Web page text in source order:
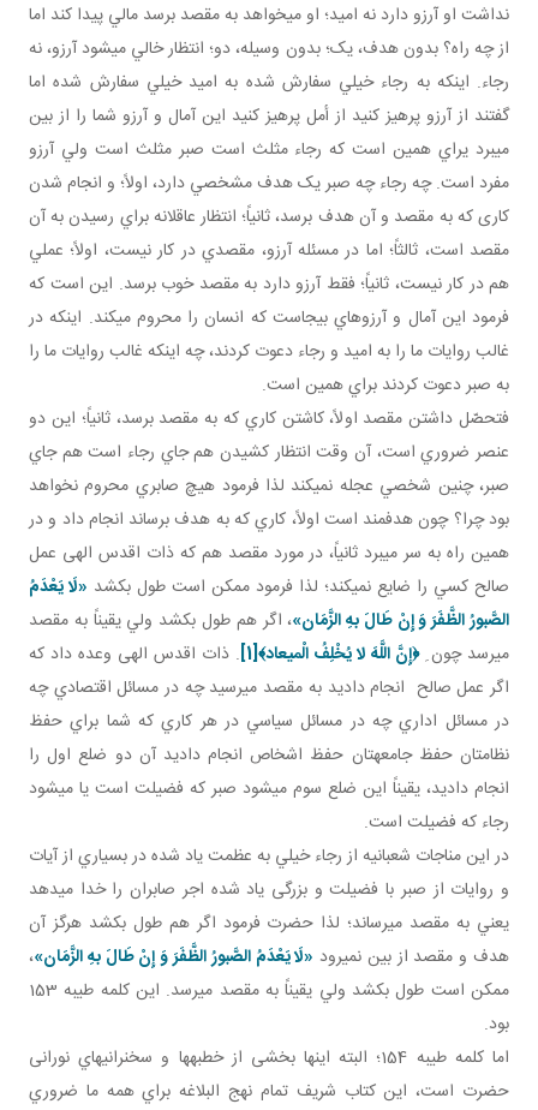
نداشت او آرزو دارد نه اميد؛ او مي خواهد به مقصد برسد مالي پيدا کند اما
از چه راه؟ بدون هدف، يک؛ بدون وسيله، دو؛ انتظار خالي مي شود آرزو، نه
رجاء. اينکه به رجاء خيلي سفارش شده به اميد خيلي سفارش شده اما
گفتند از آرزو پرهيز کنيد از أمل پرهيز کنيد اين آمال و آرزو شما را از بين
مي برد يراي همين است که رجاء مثلث است صبر مثلث است ولي آرزو
مفرد است. چه رجاء چه صبر يک هدف مشخصي دارد، اولاً؛ و انجام شدن
کاری که به مقصد و آن هدف برسد، ثانياً؛ انتظار عاقلانه براي رسيدن به آن
مقصد است، ثالثاً؛ اما در مسئله آرزو، مقصدي در کار نيست، اولاً؛ عملي
هم در کار نيست، ثانياً؛ فقط آرزو دارد به مقصد خوب برسد. اين است که
فرمود اين آمال و آرزوهاي بيجاست که انسان را محروم مي کند. اينکه در
غالب روايات ما را به اميد و رجاء دعوت کردند، چه اينکه غالب روايات ما را
به صبر دعوت کردند براي همين است.
فتحصّل داشتن مقصد اولاً، کاشتن کاري که به مقصد برسد، ثانياً؛ اين دو
عنصر ضروري است، آن وقت انتظار کشيدن هم جاي رجاء است هم جاي
صبر، چنين شخصي عجله نمي کند لذا فرمود هيچ صابري محروم نخواهد
بود چرا؟ چون هدفمند است اولاً، کاري که به هدف برساند انجام داد و در
همين راه به سر مي برد ثانياً، در مورد مقصد هم که ذات اقدس الهی عمل
صالح کسي را ضايع نمي کند؛ لذا فرمود ممکن است طول بکشد «لَا يَعْدَمُ
الصَّبورُ الظَّفَرَ وَ إِنْ طَالَ بهِ الزَّمَان‏»، اگر هم طول بکشد ولي يقيناً به مقصد
مي رسد چون ِ﴿إِنَّ اللَّهَ لا يُخْلِفُ الْميعاد﴾[1] . ذات اقدس الهی وعده داد که
اگر عمل صالح انجام داديد به مقصد مي رسيد چه در مسائل اقتصادي چه
در مسائل اداري چه در مسائل سياسي در هر کاري که شما براي حفظ
نظامتان حفظ جامعه تان حفظ اشخاص انجام داديد آن دو ضلع اول را
انجام داديد، يقيناً اين ضلع سوم مي شود صبر که فضيلت است يا مي شود
رجاء که فضيلت است.
در اين مناجات شعبانيه از رجاء خيلي به عظمت ياد شده در بسياري از آيات
و روايات از صبر با فضيلت و بزرگی ياد شده اجر صابران را خدا مي دهد
يعني به مقصد مي رساند؛ لذا حضرت فرمود اگر هم طول بکشد هرگز آن
هدف و مقصد از بين نمي رود «لَا يَعْدَمُ الصَّبورُ الظَّفَرَ وَ إِنْ طَالَ بهِ الزَّمَان‏»،
ممکن است طول بکشد ولي يقيناً به مقصد مي رسد. اين کلمه طيبه 153
بود.
اما کلمه طيبه 154؛ البته اينها بخشی از خطبه ها و سخنراني هاي نورانی
حضرت است، اين کتاب شريف تمام نهج البلاغه براي همه ما ضروري